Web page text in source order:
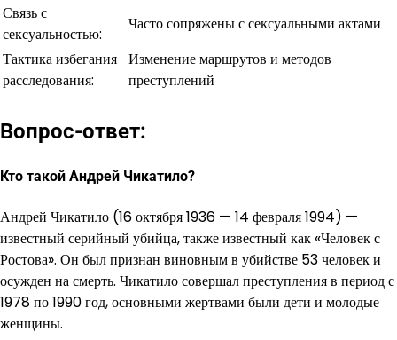
Связь с
сексуальностью:
Часто сопряжены с сексуальными актами
Тактика избегания
расследования:
Изменение маршрутов и методов
преступлений
Вопрос-ответ:
Кто такой Андрей Чикатило?
Андрей Чикатило (16 октября 1936 — 14 февраля 1994) —
известный серийный убийца, также известный как «Человек с
Ростова». Он был признан виновным в убийстве 53 человек и
осужден на смерть. Чикатило совершал преступления в период с
1978 по 1990 год, основными жертвами были дети и молодые
женщины.